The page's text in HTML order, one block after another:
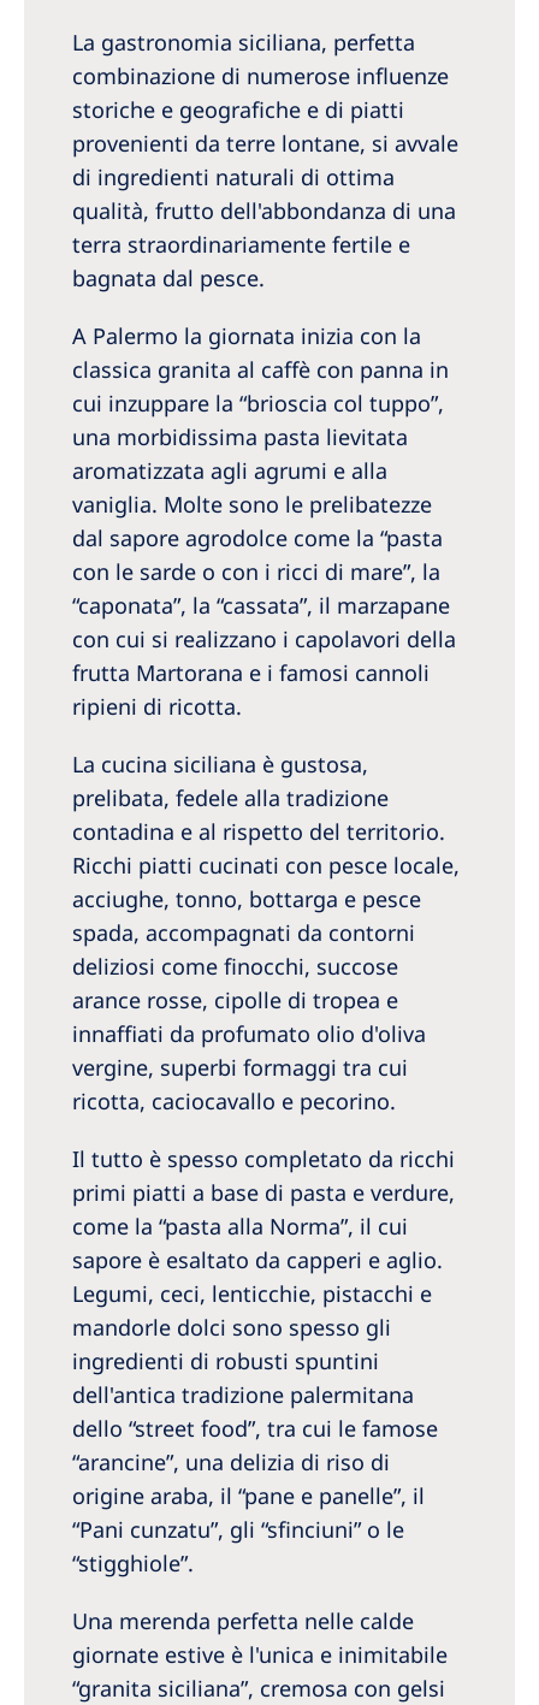
La gastronomia siciliana, perfetta
combinazione di numerose influenze
storiche e geografiche e di piatti
provenienti da terre lontane, si avvale
di ingredienti naturali di ottima
qualità, frutto dell'abbondanza di una
terra straordinariamente fertile e
bagnata dal pesce.
A Palermo la giornata inizia con la
classica granita al caffè con panna in
cui inzuppare la “brioscia col tuppo”,
una morbidissima pasta lievitata
aromatizzata agli agrumi e alla
vaniglia. Molte sono le prelibatezze
dal sapore agrodolce come la “pasta
con le sarde o con i ricci di mare”, la
“caponata”, la “cassata”, il marzapane
con cui si realizzano i capolavori della
frutta Martorana e i famosi cannoli
ripieni di ricotta.
La cucina siciliana è gustosa,
prelibata, fedele alla tradizione
contadina e al rispetto del territorio.
Ricchi piatti cucinati con pesce locale,
acciughe, tonno, bottarga e pesce
spada, accompagnati da contorni
deliziosi come finocchi, succose
arance rosse, cipolle di tropea e
innaffiati da profumato olio d'oliva
vergine, superbi formaggi tra cui
ricotta, caciocavallo e pecorino.
Il tutto è spesso completato da ricchi
primi piatti a base di pasta e verdure,
come la “pasta alla Norma”, il cui
sapore è esaltato da capperi e aglio.
Legumi, ceci, lenticchie, pistacchi e
mandorle dolci sono spesso gli
ingredienti di robusti spuntini
dell'antica tradizione palermitana
dello “street food”, tra cui le famose
“arancine”, una delizia di riso di
origine araba, il “pane e panelle”, il
“Pani cunzatu”, gli “sfinciuni” o le
“stigghiole”.
Una merenda perfetta nelle calde
giornate estive è l'unica e inimitabile
“granita siciliana”, cremosa con gelsi